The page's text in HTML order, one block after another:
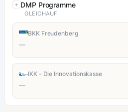
DMP Programme
GLEICHAUF
BKK Freudenberg
—
IKK - Die Innovationskasse
—